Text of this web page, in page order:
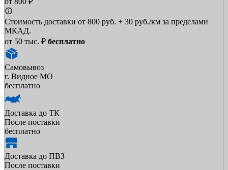
Стоимость доставки от 800 руб. + 30 руб./км за пределами
МКАД.
от 50 тыс. ₽ бесплатно
Самовывоз
г. Видное МО
бесплатно
Доставка до ТК
После поставки
бесплатно
Доставка до ПВЗ
После поставки